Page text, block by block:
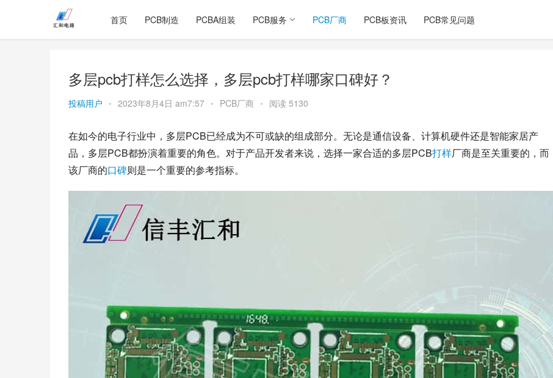
首页 PCB制造 PCBA组装 PCB服务 PCB厂商 PCB板资讯 PCB常见问题
多层pcb打样怎么选择，多层pcb打样哪家口碑好？
投稿用户 • 2023年8月4日 am7:57 • PCB厂商 • 阅读 5130
在如今的电子行业中，多层PCB已经成为不可或缺的组成部分。无论是通信设备、计算机硬件还是智能家居产
品，多层PCB都扮演着重要的角色。对于产品开发者来说，选择一家合适的多层PCB打样厂商是至关重要的，而
该厂商的口碑则是一个重要的参考指标。